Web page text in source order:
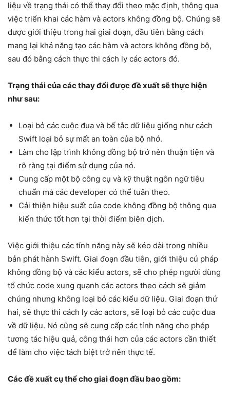
liệu về trạng thái có thể thay đổi theo mặc định, thông qua
việc triển khai các hàm và actors không đồng bộ. Chúng sẽ
được giới thiệu trong hai giai đoạn, đầu tiên bằng cách
mang lại khả năng tạo các hàm và actors không đồng bộ,
sau đó bằng cách thực thi cách ly các actors đó.
Trạng thái của các thay đổi được đề xuất sẽ thực hiện
như sau:
Loại bỏ các cuộc đua và bế tắc dữ liệu giống như cách
Swift loại bỏ sự mất an toàn của bộ nhớ.
Làm cho lập trình không đồng bộ trở nên thuận tiện và
rõ ràng tại điểm sử dụng của nó.
Cung cấp một bộ công cụ và kỹ thuật ngôn ngữ tiêu
chuẩn mà các developer có thể tuân theo.
Cải thiện hiệu suất của code không đồng bộ thông qua
kiến ​​thức tốt hơn tại thời điểm biên dịch.
Việc giới thiệu các tính năng này sẽ kéo dài trong nhiều
bản phát hành Swift. Giai đoạn đầu tiên, giới thiệu cú pháp
không đồng bộ và các kiểu actors, sẽ cho phép người dùng
tổ chức code xung quanh các actors theo cách sẽ giảm
chúng nhưng không loại bỏ các kiểu dữ liệu. Giai đoạn thứ
hai, sẽ thực thi cách ly các actors, sẽ loại bỏ các cuộc đua
về dữ liệu. Nó cũng sẽ cung cấp các tính năng cho phép
tương tác hiệu quả, công thái hơn của các actors cần thiết
để làm cho việc tách biệt trở nên thực tế.
Các đề xuất cụ thể cho giai đoạn đầu bao gồm: